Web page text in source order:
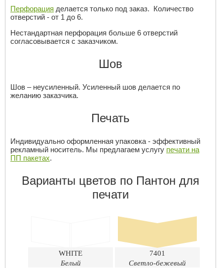
Перфорация делается только под заказ. Количество
отверстий - от 1 до 6.
Нестандартная перфорация больше 6 отверстий
согласовывается с заказчиком.
Шов
Шов – неусиленный. Усиленный шов делается по
желанию заказчика.
Печать
Индивидуально оформленная упаковка - эффективный
рекламный носитель. Мы предлагаем услугу печати на
ПП пакетах.
Варианты цветов по Пантон для
печати
WHITE
Белый
7401
Светло-бежевый